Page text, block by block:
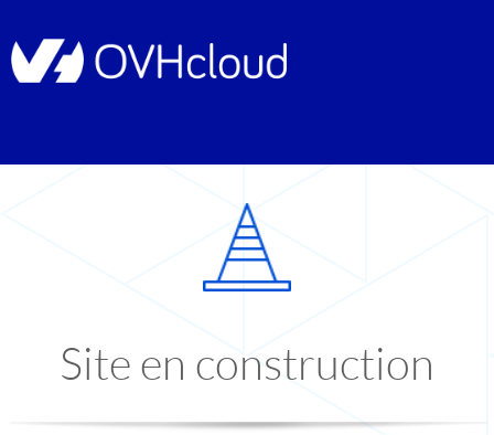
Site en construction